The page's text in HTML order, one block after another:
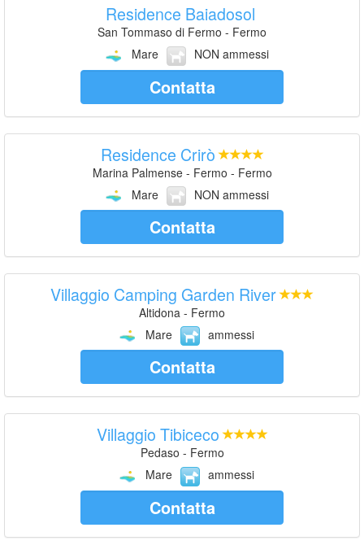
Residence Baiadosol
San Tommaso di Fermo - Fermo
Mare
NON ammessi
Contatta
Residence Crirò
Marina Palmense - Fermo - Fermo
Mare
NON ammessi
Contatta
Villaggio Camping Garden River
Altidona - Fermo
Mare
ammessi
Contatta
Villaggio Tibiceco
Pedaso - Fermo
Mare
ammessi
Contatta